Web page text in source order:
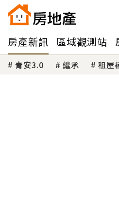
房產新訊 區域觀測站
青安3.0 繼承 租屋